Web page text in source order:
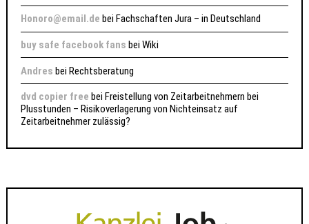
Honoro@email.de beiFachschaften Jura – in Deutschland
buy safe facebook fans beiWiki
Andres beiRechtsberatung
dvd copier free bei Freistellung von Zeitarbeitnehmern bei
Plusstunden – Risikoverlagerung von Nichteinsatz auf
Zeitarbeitnehmer zulässig?